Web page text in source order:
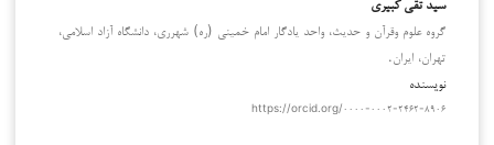
گروه علوم وقرآن و حدیث، واحد يادگار امام خميني (ره) شهرري، دانشگاه آزاد اسلامی،
تهران، ايران.
نویسنده
https://orcid.org/۰۰۰۰-۰۰۰۲-۲۴۶۲-۸۹۰۶